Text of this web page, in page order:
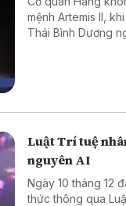
mệnh Artemis II,
Thái Bình Dương
Luật Trí tuệ
nguyên AI
Ngày 10 tháng 12
thức thông qua